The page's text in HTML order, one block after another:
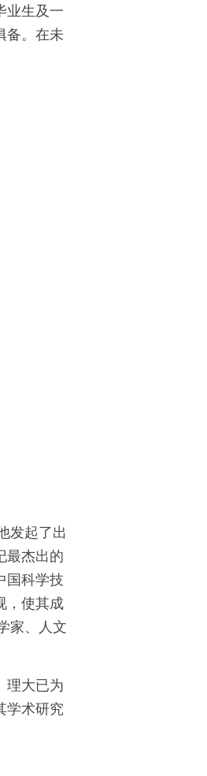
业生及一
备。在未
发起了出
最杰出的
国科学技
，使其成
家、人文
理大已为
学术研究